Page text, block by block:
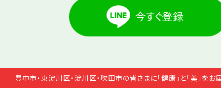
豊中市・東淀川区・淀川区・吹田市の皆さまに「健康」と「美」をお